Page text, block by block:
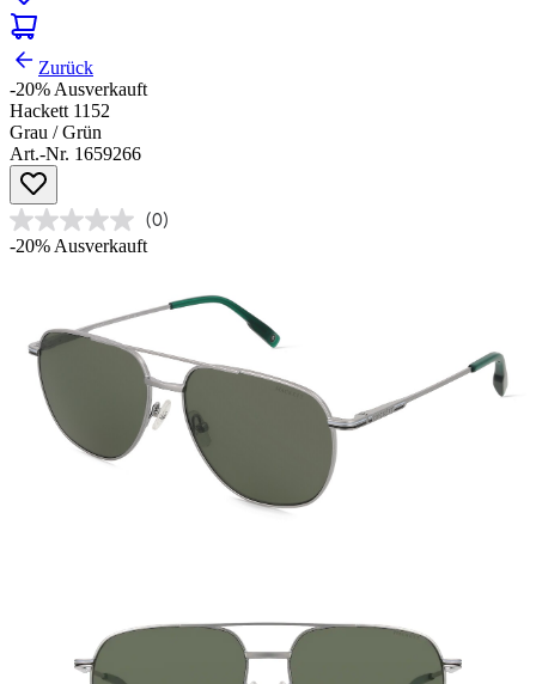
Zurück
-20%Ausverkauft
Hackett 1152
Grau / Grün
Art.-Nr. 1659266
(0)
-20%Ausverkauft